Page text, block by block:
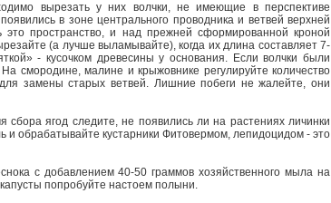
вырезать у них волчки, не имеющие в перспективе
в зоне центрального проводника и ветвей верхней
пространство, и над прежней сформированной кроной
(а лучше выламывайте), когда их длина составляет 7-
- кусочком древесины у основания. Если волчки были
смородине, малине и крыжовнике регулируйте количество
замены старых ветвей. Лишние побеги не жалейте, они
ягод следите, не появились ли на растениях личинки
и обрабатывайте кустарники Фитовермом, лепидоцидом - это
с добавлением 40-50 граммов хозяйственного мыла на
попробуйте настоем полыни.